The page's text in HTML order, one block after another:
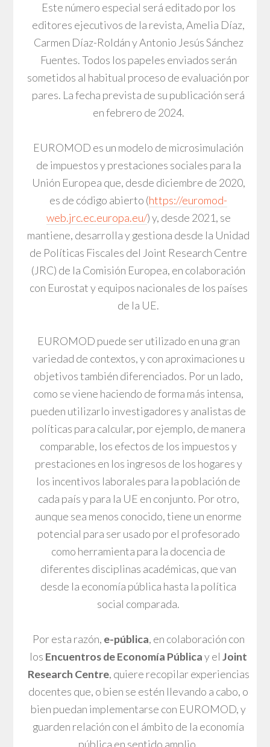
Este número especial será editado por los
editores ejecutivos de la revista, Amelia Díaz,
Carmen Díaz-Roldán y Antonio Jesús Sánchez
Fuentes. Todos los papeles enviados serán
sometidos al habitual proceso de evaluación por
pares. La fecha prevista de su publicación será
en febrero de 2024.
EUROMOD es un modelo de microsimulación
de impuestos y prestaciones sociales para la
Unión Europea que, desde diciembre de 2020,
es de código abierto (https://euromod-
web.jrc.ec.europa.eu/) y, desde 2021, se
mantiene, desarrolla y gestiona desde la Unidad
de Políticas Fiscales del Joint Research Centre
(JRC) de la Comisión Europea, en colaboración
con Eurostat y equipos nacionales de los países
de la UE.
EUROMOD puede ser utilizado en una gran
variedad de contextos, y con aproximaciones u
objetivos también diferenciados. Por un lado,
como se viene haciendo de forma más intensa,
pueden utilizarlo investigadores y analistas de
políticas para calcular, por ejemplo, de manera
comparable, los efectos de los impuestos y
prestaciones en los ingresos de los hogares y
los incentivos laborales para la población de
cada país y para la UE en conjunto. Por otro,
aunque sea menos conocido, tiene un enorme
potencial para ser usado por el profesorado
como herramienta para la docencia de
diferentes disciplinas académicas, que van
desde la economía pública hasta la política
social comparada.
Por esta razón, e-pública, en colaboración con
los Encuentros de Economía Públicay elJoint
Research Centre, quiere recopilar experiencias
docentes que, o bien se estén llevando a cabo, o
bien puedan implementarse con EUROMOD, y
guarden relación con el ámbito de la economía
pública en sentido amplio.